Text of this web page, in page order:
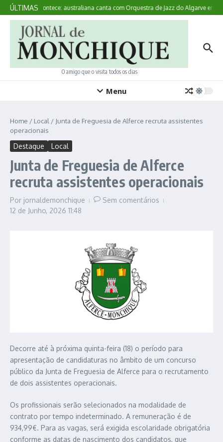
Ir para o conteúdo
ÚLTIMAS
Aqui Acontece: australiana canta com Orquestra de Jazz do Algarve em
O amigo que o visita todos os dias
Menu
Home / Local / Junta de Freguesia de Alferce recruta assistentes
operacionais
Destaque Local
Junta de Freguesia de Alferce
recruta assistentes operacionais
Por jornaldemonchique
Sem comentários
12 de Junho, 2026 11:48
Decorre até à próxima quinta-feira (18) o período para
apresentação de candidaturas no âmbito de um concurso
público da Junta de Freguesia de Alferce para o recrutamento
de dois assistentes operacionais.
Os profissionais serão selecionados na modalidade de
contrato por tempo indeterminado. A remuneração é de
934,99€. Para as vagas, será exigida escolaridade obrigatória
conforme as datas de nascimento dos candidatos, que